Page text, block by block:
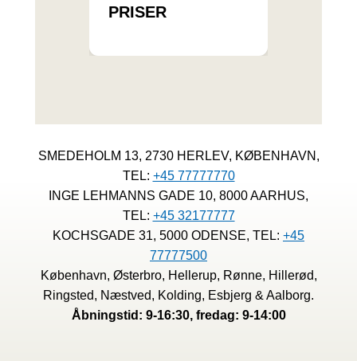
PRISER
SMEDEHOLM 13, 2730 HERLEV, KØBENHAVN,
TEL: +45 77777770
INGE LEHMANNS GADE 10, 8000 AARHUS,
TEL: +45 32177777
KOCHSGADE 31, 5000 ODENSE, TEL: +45
77777500
København, Østerbro, Hellerup, Rønne, Hillerød,
Ringsted, Næstved, Kolding, Esbjerg & Aalborg.
Åbningstid: 9-16:30, fredag: 9-14:00